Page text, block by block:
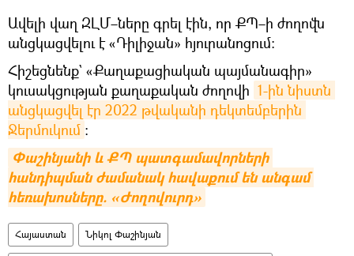
Ավելի վաղ ԶԼՄ–ները գրել էին, որ ՔՊ–ի ժողովն
անցկացվելու է «Դիլիջան» հյուրանոցում։
Հիշեցնենք` «Քաղաքացիական պայմանագիր»
կուսակցության քաղաքական ժողովի 1-ին նիստն
անցկացվել էր 2022 թվականի դեկտեմբերին
Ջերմուկում ։
Փաշինյանի և ՔՊ պատգամավորների
հանդիպման ժամանակ հավաքում են անգամ
հեռախոսները. «Ժողովուրդ»
Հայաստան Նիկոլ Փաշինյան